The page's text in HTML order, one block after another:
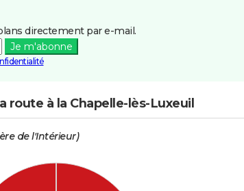
directement par e-mail.
Je m'abonne
à la Chapelle-lès-Luxeuil
de l'Intérieur)